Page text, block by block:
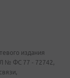
издания
№ ФС 77 - 72742,